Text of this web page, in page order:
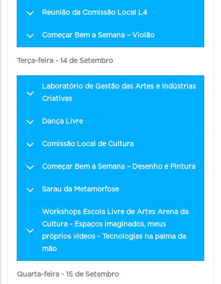
Reunião da Comissão Local L4
Começar Bem a Semana – Violão
Terça-feira - 14 de Setembro
Laboratório de Gestão das Artes e Indústrias
Criativas
Dança Livre
Comissão Local de Cultura
Começar Bem a Semana – Desenho e Pintura
Sarau da Metamorfose
Workshops Escola Livre de Artes Arena da
Cultura - Espaços imaginados, meus
próprios vídeos - Tecnologias na palma da
mão
Quarta-feira - 15 de Setembro